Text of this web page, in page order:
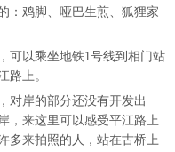
：鸡脚、哑巴生煎、狐狸家
可以乘坐地铁1号线到相门站
路上。
对岸的部分还没有开发出
，来这里可以感受平江路上
多来拍照的人，站在古桥上